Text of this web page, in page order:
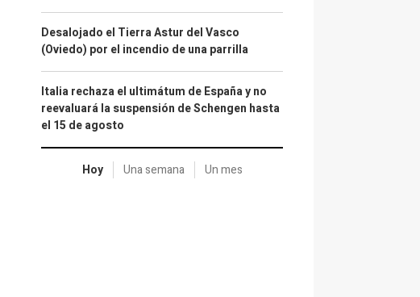
Desalojado el Tierra Astur del Vasco
(Oviedo) por el incendio de una parrilla
Italia rechaza el ultimátum de España y no
reevaluará la suspensión de Schengen hasta
el 15 de agosto
Hoy Una semana Un mes